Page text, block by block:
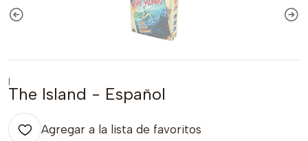
|
The Island - Español
Agregar a la lista de favoritos